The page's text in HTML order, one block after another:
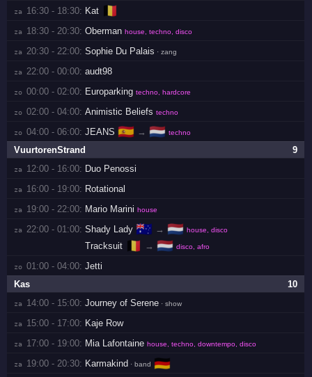
za 16:30 - 18:30: Kat 🇧🇪
za 18:30 - 20:30: Oberman house, techno, disco
za 20:30 - 22:00: Sophie Du Palais · zang
za 22:00 - 00:00: audt98
zo 00:00 - 02:00: Europarking techno, hardcore
zo 02:00 - 04:00: Animistic Beliefs techno
zo 04:00 - 06:00: JEANS 🇪🇸 → 🇳🇱 techno
9
VuurtorenStrand
za 12:00 - 16:00: Duo Penossi
za 16:00 - 19:00: Rotational
za 19:00 - 22:00: Mario Marini house
za 22:00 - 01:00: Shady Lady 🇦🇺 → 🇳🇱 house, disco
Tracksuit 🇧🇪 → 🇳🇱 disco, afro
zo 01:00 - 04:00: Jetti
10
Kas
za 14:00 - 15:00: Journey of Serene · show
za 15:00 - 17:00: Kaje Row
za 17:00 - 19:00: Mia Lafontaine house, techno, downtempo, disco
za 19:00 - 20:30: Karmakind · band 🇩🇪